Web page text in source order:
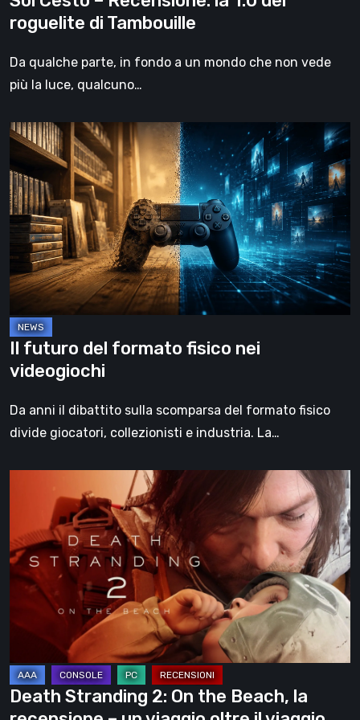
roguelite di Tambouille
Da qualche parte, in fondo a un mondo che non vede
più la luce, qualcuno…
Il
futuro
del
formato
fisico
videogiochi
Il futuro del formato fisico nei
videogiochi
Da anni il dibattito sulla scomparsa del formato fisico
divide giocatori, collezionisti e industria. La…
Stranding
On
the
Beach,
recensione
–
un
viaggio
Death Stranding 2: On the Beach, la